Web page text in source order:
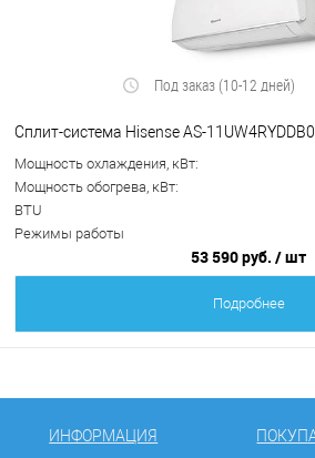
Под заказ (10-12 дней)
Сплит-система Hisense AS-
Мощность охлаждения, кВт:
Мощность обогрева, кВт:
BTU
Режимы работы
53 590 руб. / шт
Подробнее
ИНФОРМАЦИЯ